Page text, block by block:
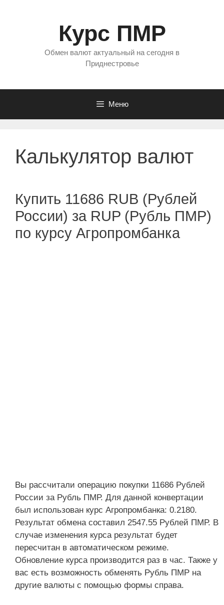
Курс ПМР
Обмен валют актуальный на сегодня в
Приднестровье
Меню
Калькулятор валют
Купить 11686 RUB (Рублей
России) за RUP (Рубль ПМР)
по курсу Агропромбанка
Вы рассчитали операцию покупки 11686 Рублей
России за Рубль ПМР. Для данной конвертации
был использован курс Агропромбанка: 0.2180.
Результат обмена составил 2547.55 Рублей ПМР. В
случае изменения курса результат будет
пересчитан в автоматическом режиме.
Обновление курса производится раз в час. Также у
вас есть возможность обменять Рубль ПМР на
другие валюты с помощью формы справа.